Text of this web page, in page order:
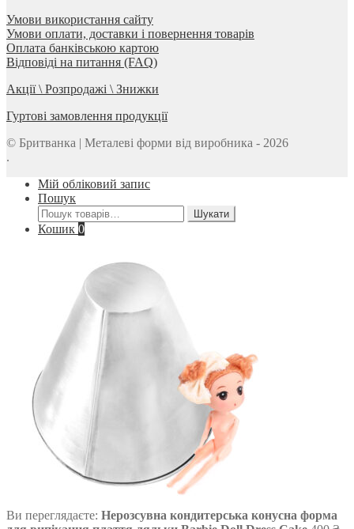
Умови використання сайту
Умови оплати, доставки і повернення товарів
Оплата банківською картою
Відповіді на питання (FAQ)
Акції \ Розпродажі \ Знижки
Гуртові замовлення продукції
© Бритванка | Металеві форми від виробника - 2026
.
Мій обліковий запис
Пошук
Шукати:
Шукати
Кошик 0
Ви переглядаєте: Нерозсувна кондитерська конусна форма